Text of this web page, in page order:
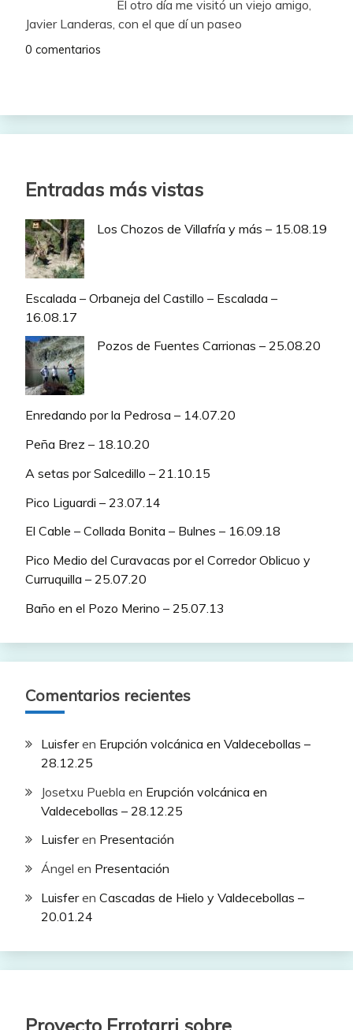
El otro día me visitó un viejo amigo,
Javier Landeras, con el que dí un paseo
0 comentarios
Entradas más vistas
Los Chozos de Villafría y más – 15.08.19
Escalada – Orbaneja del Castillo – Escalada –
16.08.17
Pozos de Fuentes Carrionas – 25.08.20
Enredando por la Pedrosa – 14.07.20
Peña Brez – 18.10.20
A setas por Salcedillo – 21.10.15
Pico Liguardi – 23.07.14
El Cable – Collada Bonita – Bulnes – 16.09.18
Pico Medio del Curavacas por el Corredor Oblicuo y
Curruquilla – 25.07.20
Baño en el Pozo Merino – 25.07.13
Comentarios recientes
Luisferen Erupción volcánica en Valdecebollas –
28.12.25
Josetxu Puebla en Erupción volcánica en
Valdecebollas – 28.12.25
Luisferen Presentación
Ángel en Presentación
Luisferen Cascadas de Hielo y Valdecebollas –
20.01.24
Proyecto Errotarri sobre